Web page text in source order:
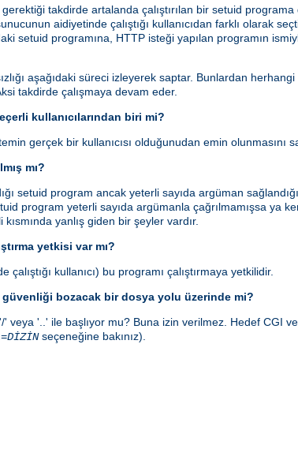
takdirde artalanda çalıştırılan bir setuid
aidiyetinde çalıştığı kullanıcıdan farklı olarak
setuid programına, HTTP isteği yapılan programın
aşağıdaki süreci izleyerek saptar. Bunlardan
takdirde çalışmaya devam eder.
kullanıcılarından biri mi?
gerçek bir kullanıcısı olduğunudan emin olunmasını
mı?
setuid program ancak yeterli sayıda argüman
program yeterli sayıda argümanla çağrılmamışsa ya
yanlış giden bir şeyler vardır.
yetkisi var mı?
kullanıcı) bu programı çalıştırmaya yetkilidir.
güvenliği bozacak bir dosya yolu üzerinde mi?
veya '..' ile başlıyor mu? Buna izin verilmez. Hedef CGI
DİZİNseçeneğine bakınız).